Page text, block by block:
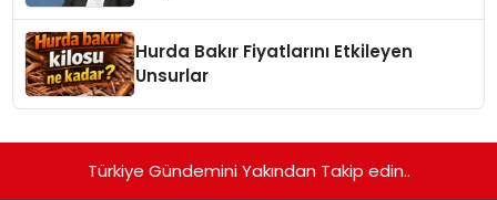
Hurda Bakır Fiyatlarını Etkileyen
Unsurlar
Türkiye Gündemini Yakından Takip edin..